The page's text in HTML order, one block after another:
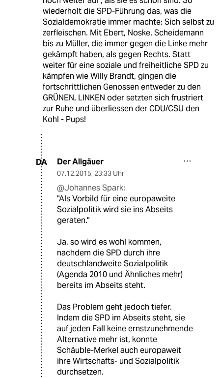
wiederholt die SPD-Führung das, was die
Sozialdemokratie immer machte: Sich selbst zu
zerfleischen. Mit Ebert, Noske, Scheidemann
bis zu Müller, die immer gegen die Linke mehr
gekämpft haben, als gegen Rechts. Statt
weiter für eine soziale und freiheitliche SPD zu
kämpfen wie Willy Brandt, gingen die
fortschrittlichen Genossen entweder zu den
GRÜNEN, LINKEN oder setzten sich frustriert
zur Ruhe und überliessen der CDU/CSU den
Kohl - Pups!
DA Der Allgäuer
07.12.2015, 23:33 Uhr
@Johannes Spark:
"Als Vorbild für eine europaweite
Sozialpolitik wird sie ins Abseits
geraten."
Ja, so wird es wohl kommen,
nachdem die SPD durch ihre
deutschlandweite Sozialpolitik
(Agenda 2010 und Ähnliches mehr)
bereits im Abseits steht.
Das Problem geht jedoch tiefer.
Indem die SPD im Abseits steht, sie
auf jeden Fall keine ernstzunehmende
Alternative mehr ist, konnte
Schäuble-Merkel auch europaweit
ihre Wirtschafts- und Sozialpolitik
durchsetzen.